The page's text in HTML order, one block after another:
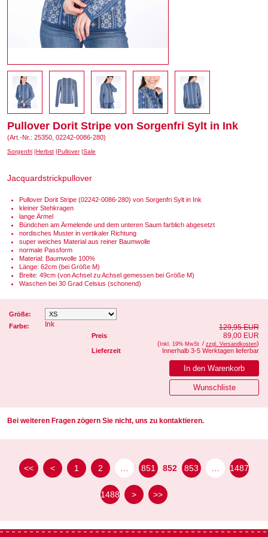
Pullover Dorit Stripe von Sorgenfri Sylt in Ink
(Art.-Nr.: 25350, 02242-0086-280)
Sorgenfri Herbst Pullover Sale
Jacquardstrickpullover
Pullover Dorit Stripe (02242-0086-280) von Sorgenfri Sylt in Ink
kleiner Stehkragen
lange Ärmel
Bündchen am Ärmelende und dem unteren Saum farblich abgesetzt
nordisches Muster in vertikaler Richtung
super weiches Material aus reiner Baumwolle
normale Passform
Material: Baumwolle 100%
Länge: 62cm (bei Größe M)
Breite: 49cm (von Achsel zu Achsel gemessen bei Größe M)
Waschen bei 30 Grad Celsius (schonend)
Größe:
Farbe:
Ink
Preis
129,95 EUR
89,00 EUR
( Inkl. 19% MwSt / zzgl. Versandkosten)
Lieferzeit
Innerhalb 3-5 Werktagen lieferbar
Bei weiteren Fragen zögern Sie nicht, uns zu kontaktieren.
<< < 1 2 851 852 853 1487
1488 > >>